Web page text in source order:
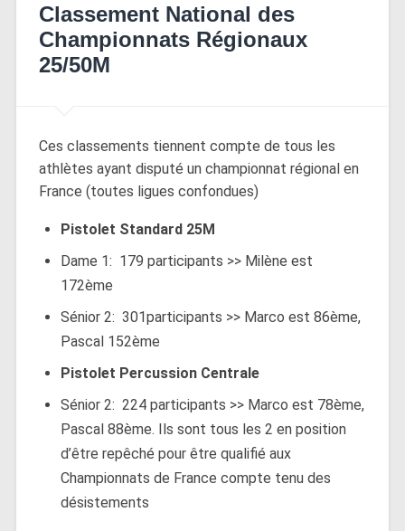
Classement National des
Championnats Régionaux
25/50M
Ces classements tiennent compte de tous les
athlètes ayant disputé un championnat régional en
France (toutes ligues confondues)
Pistolet Standard 25M
Dame 1: 179 participants >> Milène est
172ème
Sénior 2: 301participants >> Marco est 86ème,
Pascal 152ème
Pistolet Percussion Centrale
Sénior 2: 224 participants >> Marco est 78ème,
Pascal 88ème. Ils sont tous les 2 en position
d’être repêché pour être qualifié aux
Championnats de France compte tenu des
désistements